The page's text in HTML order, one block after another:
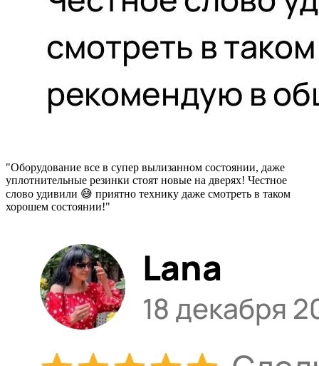
"Оборудование все в супер вылизанном состоянии, даже
уплотнительные резинки стоят новые на дверях! Честное
слово удивили 😅 приятно технику даже смотреть в таком
хорошем состоянии!"